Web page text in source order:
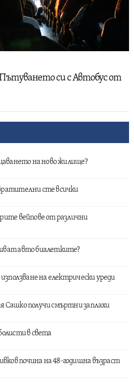
си с Автобус от
на ново жилище?
сте всички
вейпове от различни
авто биалетките?
използване на електрически уреди
Сашко получи смъртни заплахи
в света
почина на 48-годишна възраст